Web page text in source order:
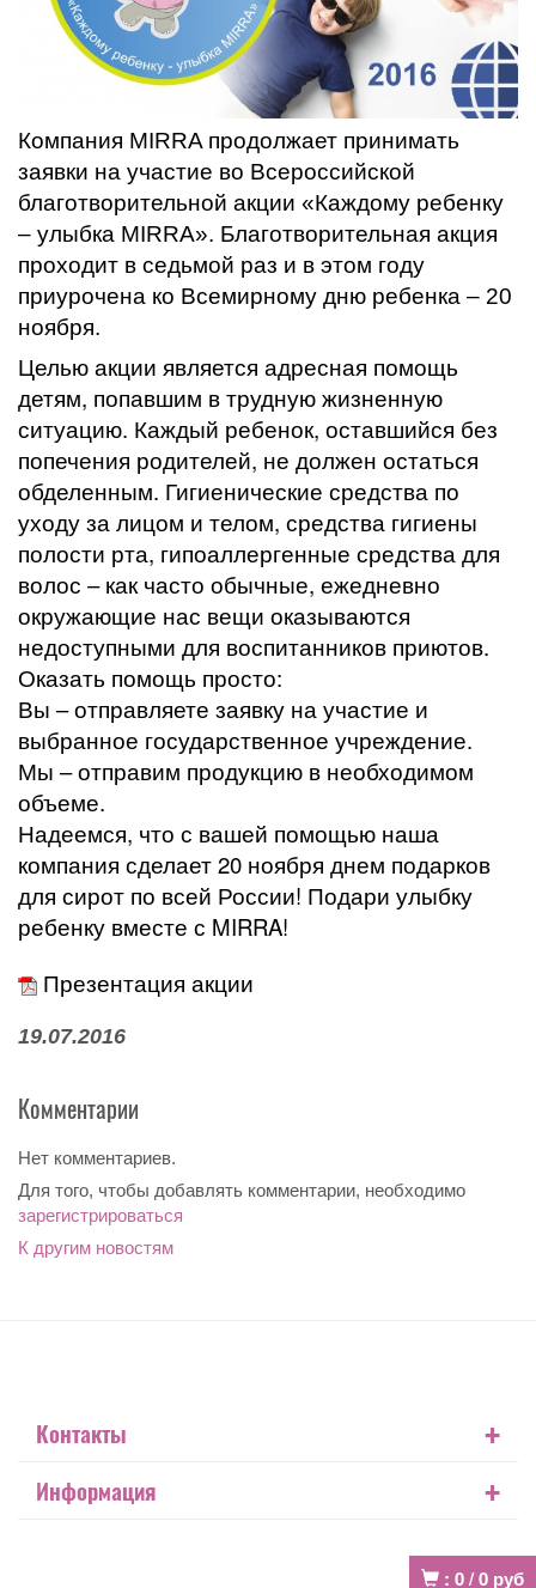
: 0/0 руб
Компания MIRRA продолжает принимать
заявки на участие во Всероссийской
благотворительной акции «Каждому ребенку
– улыбка MIRRA». Благотворительная акция
проходит в седьмой раз и в этом году
приурочена ко Всемирному дню ребенка – 20
ноября.
Целью акции является адресная помощь
детям, попавшим в трудную жизненную
ситуацию. Каждый ребенок, оставшийся без
попечения родителей, не должен остаться
обделенным. Гигиенические средства по
уходу за лицом и телом, средства гигиены
полости рта, гипоаллергенные средства для
волос – как часто обычные, ежедневно
окружающие нас вещи оказываются
недоступными для воспитанников приютов.
Оказать помощь просто:
Вы – отправляете заявку на участие и
выбранное государственное учреждение.
Мы – отправим продукцию в необходимом
объеме.
Надеемся, что с вашей помощью наша
компания сделает 20 ноября днем подарков
для сирот по всей России! Подари улыбку
ребенку вместе с MIRRA!
Презентация акции
19.07.2016
Комментарии
Нет комментариев.
Для того, чтобы добавлять комментарии, необходимо
зарегистрироваться
К другим новостям
Контакты +
Информация +